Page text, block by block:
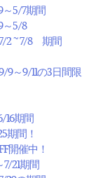
～5/7期間
～5/8
2 ~ 7/8 期間
9～9/11の3日間限
16期間
期間！
開催中！
7/21期間